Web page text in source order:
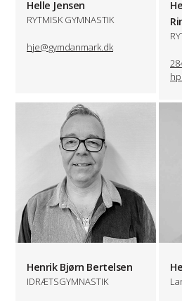
Helle Jensen
RYTMISK GYMNASTIK
hje@gymdanmark.dk
Henrik Bjørn Bertelsen
IDRÆTSGYMNASTIK